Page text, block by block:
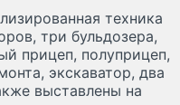
техника
три бульдозера,
прицеп, полуприцеп,
экскаватор, два
выставлены на